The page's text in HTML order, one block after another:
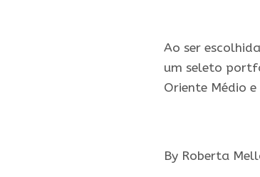
Ao ser
um seleto
Oriente Médio
By Roberta